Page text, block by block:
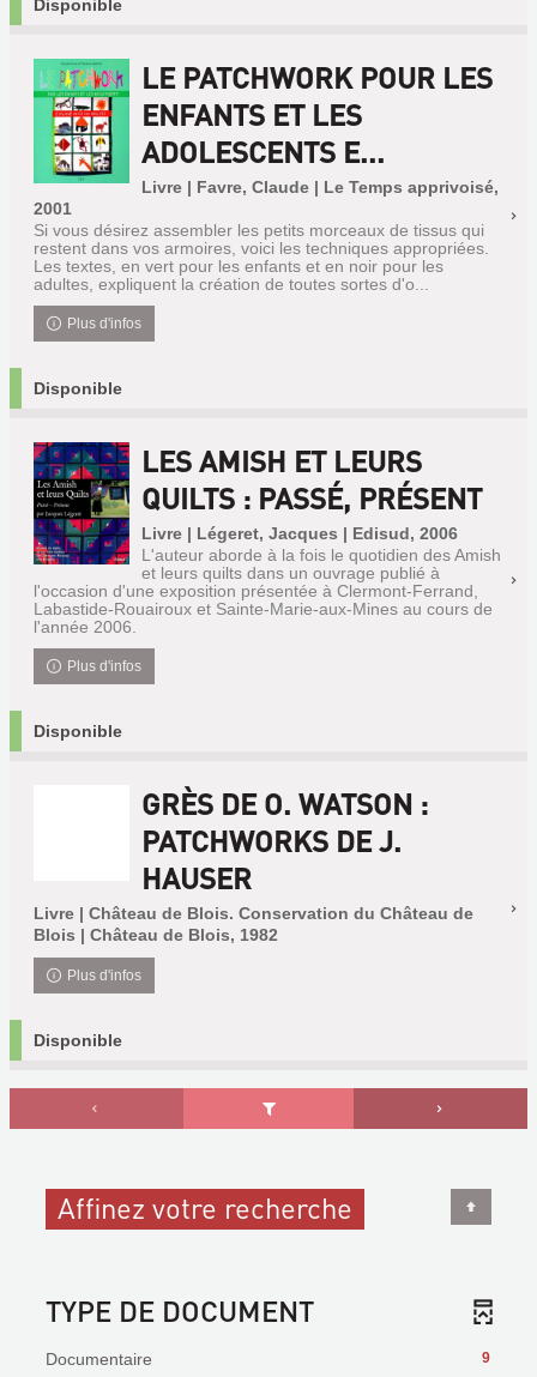
Disponible
LE PATCHWORK POUR LES
ENFANTS ET LES
ADOLESCENTS E...
Livre | Favre, Claude | Le Temps apprivoisé,
2001
Si vous désirez assembler les petits morceaux de tissus qui
restent dans vos armoires, voici les techniques appropriées.
Les textes, en vert pour les enfants et en noir pour les
adultes, expliquent la création de toutes sortes d'o...
Plus d'infos
Disponible
LES AMISH ET LEURS
QUILTS : PASSÉ, PRÉSENT
Livre | Légeret, Jacques | Edisud, 2006
L'auteur aborde à la fois le quotidien des Amish
et leurs quilts dans un ouvrage publié à
l'occasion d'une exposition présentée à Clermont-Ferrand,
Labastide-Rouairoux et Sainte-Marie-aux-Mines au cours de
l'année 2006.
Plus d'infos
Disponible
GRÈS DE O. WATSON :
PATCHWORKS DE J.
HAUSER
Livre | Château de Blois. Conservation du Château de
Blois | Château de Blois, 1982
Plus d'infos
Disponible
Affinez votre recherche
TYPE DE DOCUMENT
9
Documentaire